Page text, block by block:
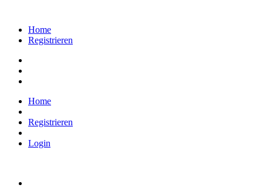
Home
Registrieren
Home
Registrieren
Login